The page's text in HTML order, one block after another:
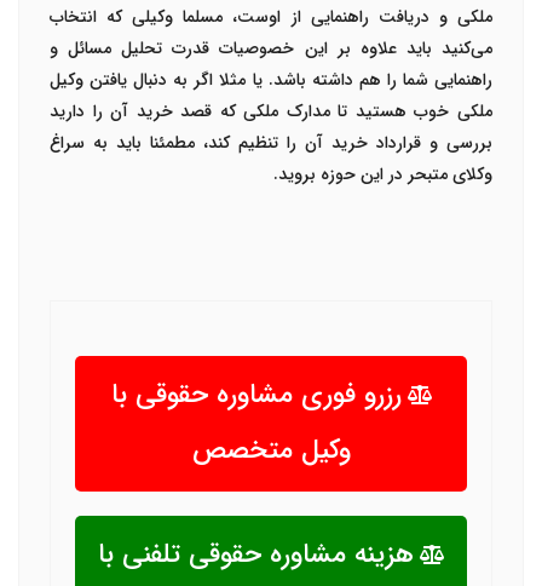
ملکی و دریافت راهنمایی از اوست، مسلما وکیلی که انتخاب
می‌کنید باید علاوه بر این خصوصیات قدرت تحلیل مسائل و
راهنمایی شما را هم داشته باشد. یا مثلا اگر به دنبال یافتن وکیل
ملکی خوب هستید تا مدارک ملکی که قصد خرید آن را دارید
بررسی و قرارداد خرید آن را تنظیم کند، مطمئنا باید به سراغ
وکلای متبحر در این حوزه بروید.
رزرو فوری مشاوره حقوقی با
وکیل متخصص
هزینه مشاوره حقوقی تلفنی با